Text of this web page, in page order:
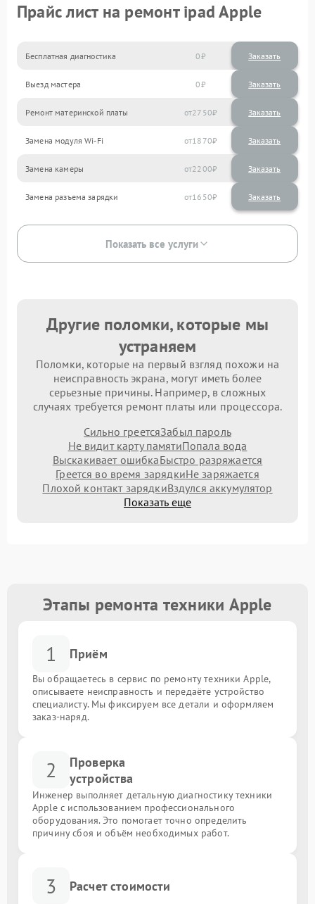
Прайс лист на ремонт ipad Apple
Бесплатная диагностика 0 Заказать
Выезд мастера 0 Заказать
Ремонт материнской платы 2750
Замена модуля Wi-Fi 1870
Замена камеры 2200
Замена разъема зарядки 1650
Показать все услуги
Другие поломки, которые мы
устраняем
Поломки, которые на первый взгляд похожи на
неисправность экрана, могут иметь более
серьезные причины. Например, в сложных
случаях требуется ремонт платы или процессора.
Сильно греетсяЗабыл пароль
Не видит карту памятиПопала вода
Выскакивает ошибкаБыстро разряжается
Греется во время зарядкиНе заряжается
Плохой контакт зарядкиВздулся аккумулятор
Показать еще
Этапы ремонта техники Apple
1 Приём
Вы обращаетесь в сервис по ремонту техники Apple,
описываете неисправность и передаёте устройство
специалисту. Мы фиксируем все детали и оформляем
заказ-наряд.
2
Проверка
устройства
Инженер выполняет детальную диагностику техники
Apple с использованием профессионального
оборудования. Это помогает точно определить
причину сбоя и объём необходимых работ.
3 Расчет стоимости